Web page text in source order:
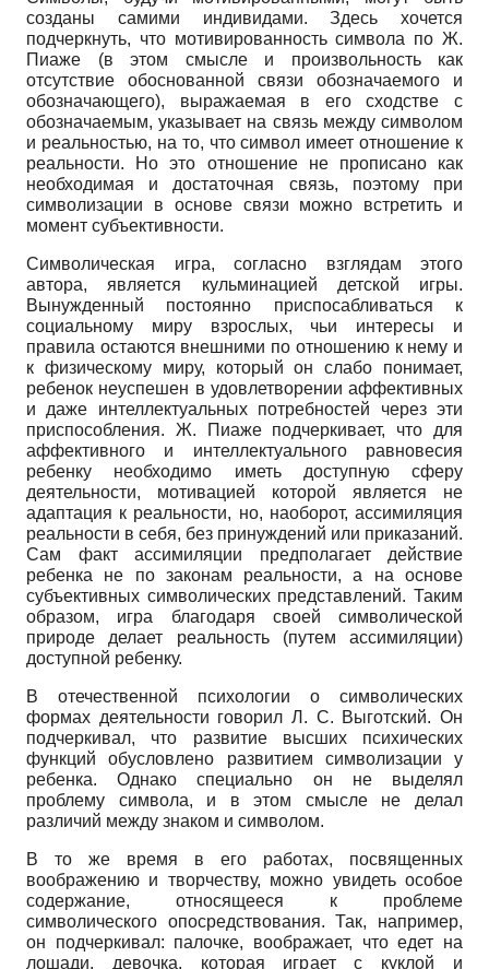
созданы самими индивидами. Здесь хочется
подчеркнуть, что мотивированность символа по Ж.
Пиаже (в этом смысле и произвольность как
отсутствие обоснованной связи обозначаемого и
обозначающего), выражаемая в его сходстве с
обозначаемым, указывает на связь между символом
и реальностью, на то, что символ имеет отношение к
реальности. Но это отношение не прописано как
необходимая и достаточная связь, поэтому при
символизации в основе связи можно встретить и
момент субъективности.
Символическая игра, согласно взглядам этого
автора, является кульминацией детской игры.
Вынужденный постоянно приспосабливаться к
социальному миру взрослых, чьи интересы и
правила остаются внешними по отношению к нему и
к физическому миру, который он слабо понимает,
ребенок неуспешен в удовлетворении аффективных
и даже интеллектуальных потребностей через эти
приспособления. Ж. Пиаже подчеркивает, что для
аффективного и интеллектуального равновесия
ребенку необходимо иметь доступную сферу
деятельности, мотивацией которой является не
адаптация к реальности, но, наоборот, ассимиляция
реальности в себя, без принуждений или приказаний.
Сам факт ассимиляции предполагает действие
ребенка не по законам реальности, а на основе
субъективных символических представлений. Таким
образом, игра благодаря своей символической
природе делает реальность (путем ассимиляции)
доступной ребенку.
В отечественной психологии о символических
формах деятельности говорил Л. С. Выготский. Он
подчеркивал, что развитие высших психических
функций обусловлено развитием символизации у
ребенка. Однако специально он не выделял
проблему символа, и в этом смысле не делал
различий между знаком и символом.
В то же время в его работах, посвященных
воображению и творчеству, можно увидеть особое
содержание, относящееся к проблеме
символического опосредствования. Так, например,
он подчеркивал: палочке, воображает, что едет на
лошади, девочка, которая играет с куклой и